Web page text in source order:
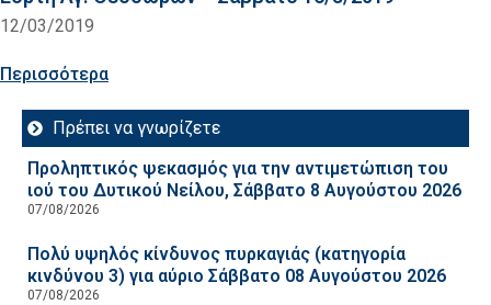
12/03/2019
Περισσότερα
Πρέπει να γνωρίζετε
Προληπτικός ψεκασμός για την αντιμετώπιση του
ιού του Δυτικού Νείλου, Σάββατο 8 Αυγούστου 2026
07/08/2026
Πολύ υψηλός κίνδυνος πυρκαγιάς (κατηγορία
κινδύνου 3) για αύριο Σάββατο 08 Αυγούστου 2026
07/08/2026